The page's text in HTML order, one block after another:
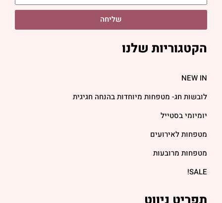
שליחה
הקטגוריות שלנו
NEW IN
לובשות חג- מטפחות מיוחדות בהנחה חגיגית
יומיומי בסטייל
מטפחות לאירועים
מטפחות מרובעות
SALE!